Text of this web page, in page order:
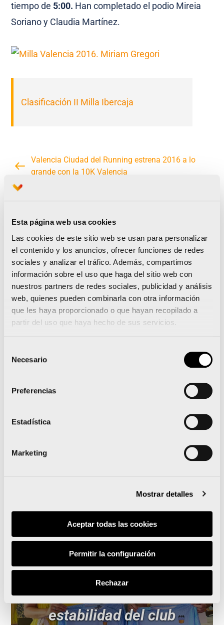
Esta página web usa cookies
Las cookies de este sitio web se usan para personalizar
el contenido y los anuncios, ofrecer funciones de redes
sociales y analizar el tráfico. Además, compartimos
información sobre el uso que haga del sitio web con
nuestros partners de redes sociales, publicidad y análisis
web, quienes pueden combinarla con otra información
que les haya proporcionado o que hayan recopilado a
partir del uso que haya hecho de sus servicios.
Necesario
Preferencias
Estadística
Marketing
Mostrar detalles
Aceptar todas las cookies
Permitir la configuración
Rechazar
tiempo de 5:00. Han completado el podio Mireia
Soriano y Claudia Martínez.
Clasificación II Milla Ibercaja
Valencia Ciudad del Running estrena 2016 a lo
grande con la 10K Valencia
Noticias relacionadas
La 15K Nocturna Valencia
sostenible e inspirada en
El Maratón Valencia
patrocinará al Valencia CA
de manera excepcional
para ayudar a la
estabilidad del club